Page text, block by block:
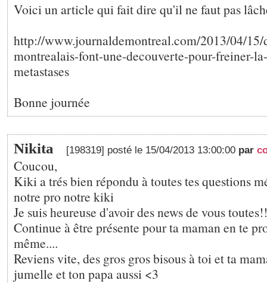
Voici un article qui fait dire qu'il ne faut pas
http://www.journaldemontreal.com/2013/04/15/
montrealais-font-une-decouverte-pour-freiner-
metastases
Bonne journée
Nikita [198319] posté le 15/04/2013 13:00:00 par
Coucou,
Kiki a trés bien répondu à toutes tes questions
notre pro notre kiki
Je suis heureuse d'avoir des news de vous toutes!!
Continue à être présente pour ta maman en te
même....
Reviens vite, des gros gros bisous à toi et ta
jumelle et ton papa aussi <3